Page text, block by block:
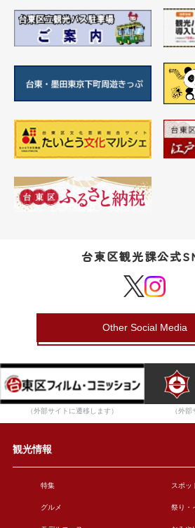
台東区観光課公式
Other Social Media
（外部サイトに遷移します） （外
観光情報
特集 スポッ
グルメ 祭り・